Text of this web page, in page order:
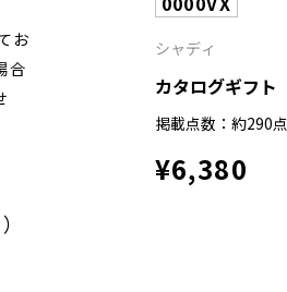
お
合
シャディ
カタログギフ
掲載点数：約290点
¥6,380